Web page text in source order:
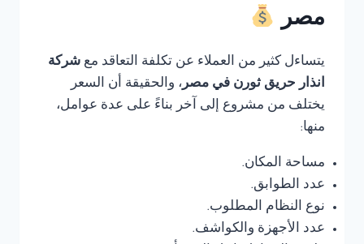
مصر
يتساءل كثير من العملاء عن تكلفة التعاقد مع شركة
انذار حريق ثورن في مصر، والحقيقة أن السعر
يختلف من مشروع إلى آخر بناءً على عدة عوامل،
منها:
مساحة المكان.
عدد الطوابق.
نوع النظام المطلوب.
عدد الأجهزة والكواشف.